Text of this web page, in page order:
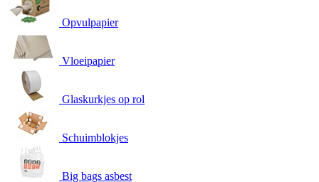
Opvulpapier
Vloeipapier
Glaskurkjes op rol
Schuimblokjes
Big bags asbest